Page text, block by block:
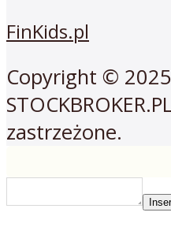
FinKids.pl
Copyright ©
zastrzeżone.